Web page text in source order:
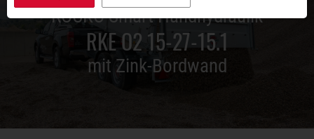
ROCKO Smart Handhydraulik
RKE O2 15-27-15.1
mit Zink-Bordwand